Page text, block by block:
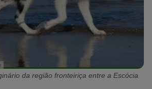
da região fronteiriça entre a Escócia